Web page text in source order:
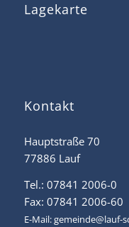
Lagekarte
Kontakt
Hauptstraße 70
77886 Lauf
Tel.: 07841 2006-0
Fax: 07841 2006-60
E-Mail:gemeinde@lauf-